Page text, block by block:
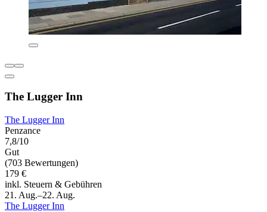
The Lugger Inn
The Lugger Inn
Penzance
7,8/10
Gut
(703 Bewertungen)
179 €
inkl. Steuern & Gebühren
21. Aug.–22. Aug.
The Lugger Inn